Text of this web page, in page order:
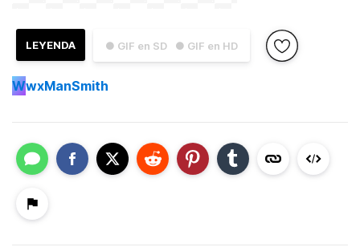
● GIF en SD ● GIF en HD
LEYENDA
WwxManSmith